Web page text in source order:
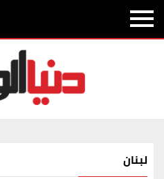
لبنان